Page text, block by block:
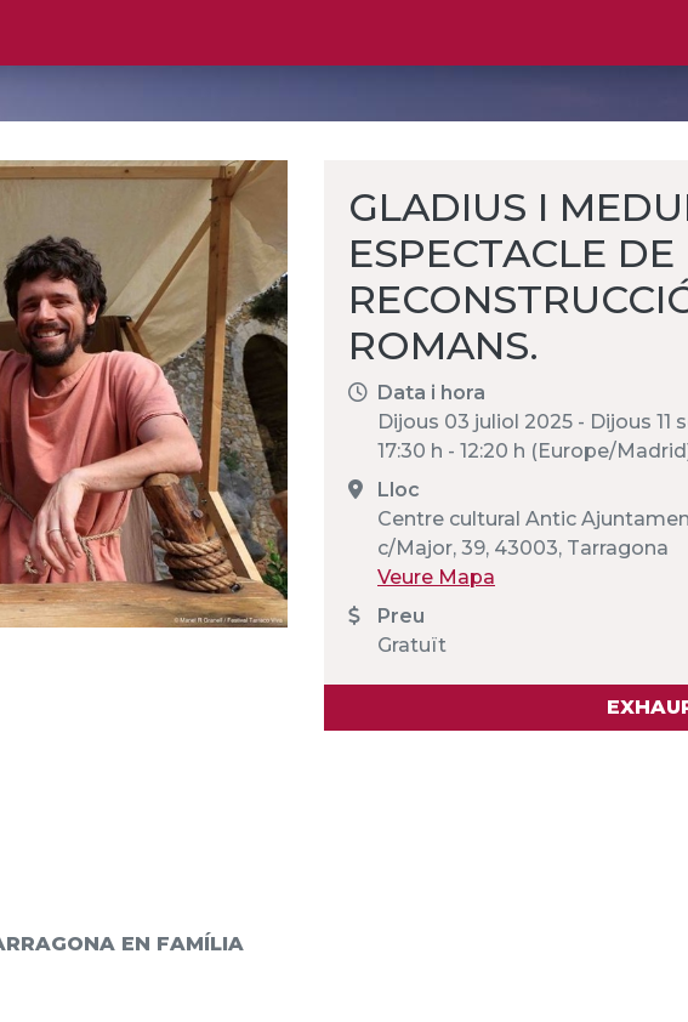
GLADIUS I
ESPECTACLE DE
ROMANS.
Data i hora
Dijous 03 juliol 2025 - Dijous 11
17:30 h - 12:20 h (Europe/
Lloc
Centre cultural Antic
c/Major, 39, 43003, Tarragona
Veure Mapa
Preu
Gratuït
EN FAMÍLIA